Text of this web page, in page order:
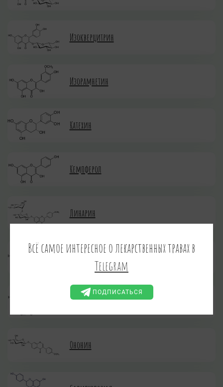
Изокверцитрин
Изорамнетин
Катехин
Кемпферол
Линарин
Мирицетин
Нарингенин
Ононин
Всё самое интересное о лекарственных травах в
Telegram
ПОДПИСАТЬСЯ